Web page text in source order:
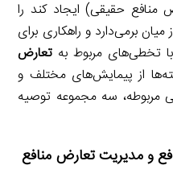
حقیقی) ایجاد کند را
برمی‌دارد و راهکاری برای
تخطی‌های مربوط به تعارض
از پیمایش‌های مختلف و
مربوطه، سه مجموعه توصیه
و مدیریت تعارض منافع